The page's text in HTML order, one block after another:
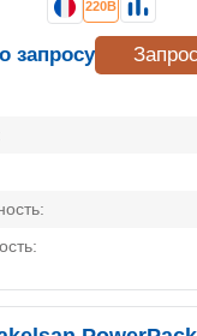
220В
запросу